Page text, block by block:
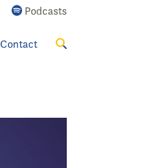
Podcasts
Contact